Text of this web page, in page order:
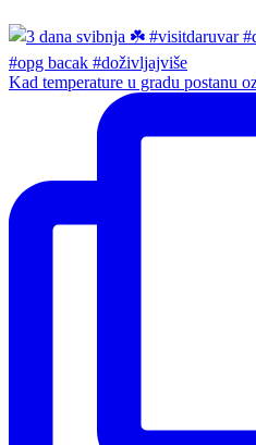
Kad temperature u gradu postanu